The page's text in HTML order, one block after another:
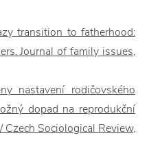
transition to fatherhood:
Journal of family issues,
nastavení rodičovského
dopad na reprodukční
Sociological Review,